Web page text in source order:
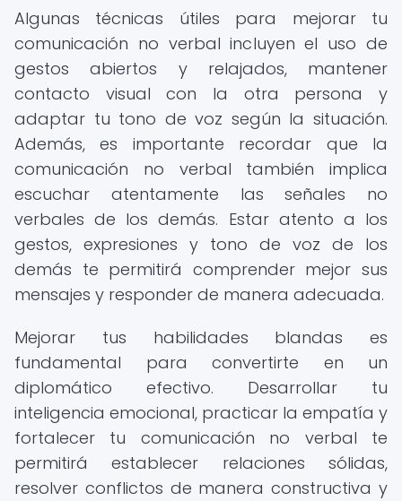
Algunas técnicas útiles para mejorar tu
comunicación no verbal incluyen el uso de
gestos abiertos y relajados, mantener
contacto visual con la otra persona y
adaptar tu tono de voz según la situación.
Además, es importante recordar que la
comunicación no verbal también implica
escuchar atentamente las señales no
verbales de los demás. Estar atento a los
gestos, expresiones y tono de voz de los
demás te permitirá comprender mejor sus
mensajes y responder de manera adecuada.
Mejorar tus habilidades blandas es
fundamental para convertirte en un
diplomático efectivo. Desarrollar tu
inteligencia emocional, practicar la empatía y
fortalecer tu comunicación no verbal te
permitirá establecer relaciones sólidas,
resolver conflictos de manera constructiva y